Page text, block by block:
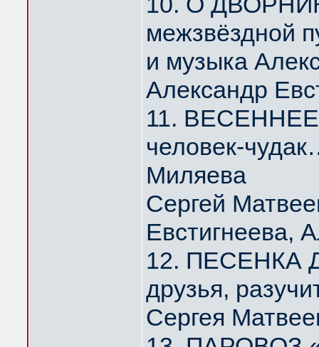
межзвёздной
и музыка
Александр
11. ВЕСЕННЕЕ
человек-
Миляева
Сергей
Евстигнеева,
12. ПЕСЕНКА
друзья,
Сергея